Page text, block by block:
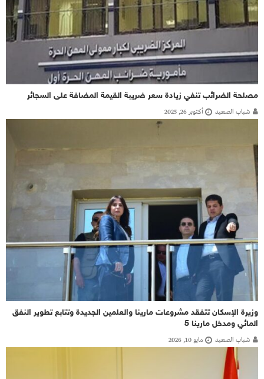
مصلحة الضرائب تنفي زيادة سعر ضريبة القيمة المضافة على السجائر
شباب الصعيد أكتوبر 26, 2025
وزيرة الإسكان تتفقد مشروعات مارينا والعلمين الجديدة وتتابع تطوير النفق
المائي ومدخل مارينا 5
شباب الصعيد مايو 10, 2026